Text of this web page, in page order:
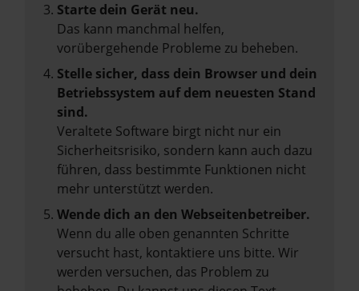
Starte dein Gerät neu.
Das kann manchmal helfen,
vorübergehende Probleme zu beheben.
Stelle sicher, dass dein Browser und dein
Betriebssystem auf dem neuesten Stand
sind.
Veraltete Software birgt nicht nur ein
Sicherheitsrisiko, sondern kann auch dazu
führen, dass bestimmte Funktionen nicht
mehr unterstützt werden.
Wende dich an den Webseitenbetreiber.
Wenn du alle oben genannten Schritte
versucht hast, kontaktiere uns bitte. Wir
werden versuchen, das Problem zu